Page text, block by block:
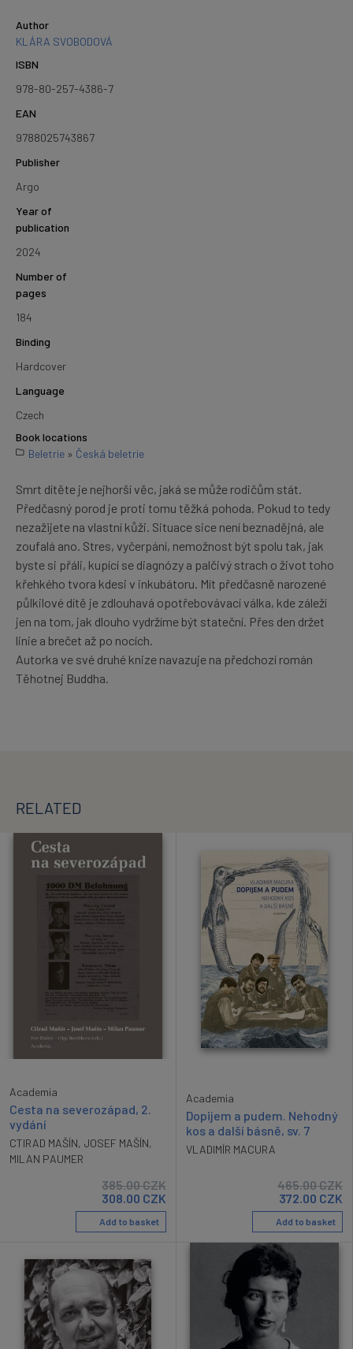
Author
KLÁRA SVOBODOVÁ
ISBN
978-80-257-4386-7
EAN
9788025743867
Publisher
Argo
Year of
publication
2024
Number of
pages
184
Binding
Hardcover
Language
Czech
Book locations
Beletrie » Česká beletrie
Smrt dítěte je nejhorší věc, jaká se může rodičům stát.
Předčasný porod je proti tomu těžká pohoda. Pokud to tedy
nezažijete na vlastní kůži. Situace sice není beznadějná, ale
zoufalá ano. Stres, vyčerpání, nemožnost být spolu tak, jak
byste si přáli, kupící se diagnózy a palčivý strach o život toho
křehkého tvora kdesi v inkubátoru. Mít předčasně narozené
půlkilové dítě je zdlouhavá opotřebovávací válka, kde záleží
jen na tom, jak dlouho vydržíme být stateční. Přes den držet
linie a brečet až po nocích.
Autorka ve své druhé knize navazuje na předchozí román
Těhotnej Buddha.
RELATED
Academia
Cesta na severozápad, 2.
vydání
CTIRAD MAŠÍN, JOSEF MAŠÍN,
MILAN PAUMER
385.00CZK
308.00 CZK
Add to basket
Academia
Dopijem a pudem. Nehodný
kos a další básně, sv. 7
VLADIMÍR MACURA
465.00CZK
372.00 CZK
Add to basket